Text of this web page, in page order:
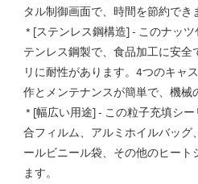
タル制御画面で、時間を節約でき
テンレス鋼製で、食品加工に安
リに耐性があります。4つのキャ
作とメンテナンスが簡単で、機械
合フィルム、アルミホイルバッ
ールビニール袋、その他のヒー
ます。